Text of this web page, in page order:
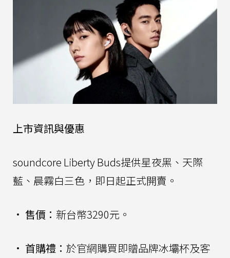
上市資訊與優惠
soundcore Liberty Buds提供星夜黑、天際
藍、晨霧白三色，即日起正式開賣。
• 售價： 新台幣3290元。
• 首購禮： 於官網購買即贈品牌冰壩杯及客